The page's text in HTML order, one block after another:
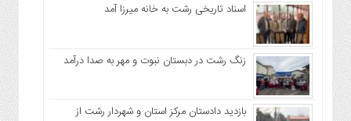
اسناد تاریخی رشت به خانه میرزا آمد
زنگ رشت در دبستان نبوت و مهر به صدا درآمد
بازدید دادستان مرکز استان و شهردار رشت از